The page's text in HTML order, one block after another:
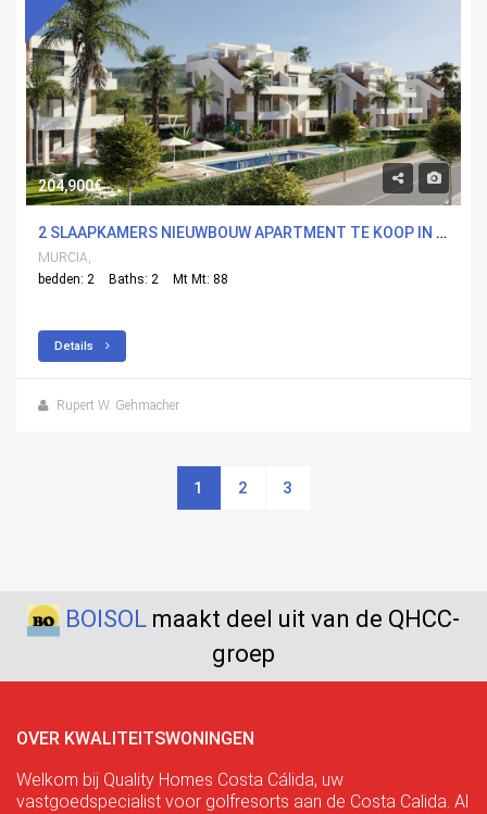
204,900€
2 SLAAPKAMERS NIEUWBOUW APARTMENT TE KOOP IN FUENTEALAMO, MURCIA MET ZWEMBAD
MURCIA,
bedden: 2
Baths: 2 Mt Mt: 88
Details
Rupert W. Gehmacher
1 2 3
BOISOL maakt deel uit van de QHCC-
groep
OVER KWALITEITSWONINGEN
Welkom bij Quality Homes Costa Cálida, uw
vastgoedspecialist voor golfresorts aan de Costa Calida. Al